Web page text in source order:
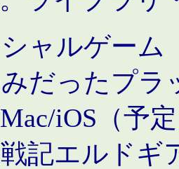
ャルゲーム
だったプラ
iOS（予
記エルドギ